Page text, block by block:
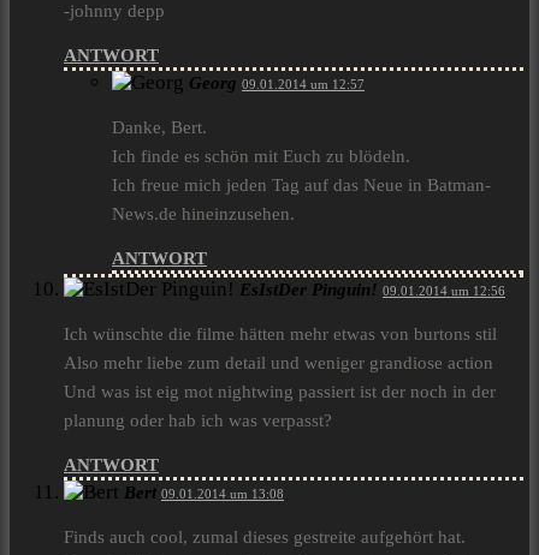
-johnny depp
ANTWORT
Georg 09.01.2014 um 12:57
Danke, Bert.
Ich finde es schön mit Euch zu blödeln.
Ich freue mich jeden Tag auf das Neue in Batman-
News.de hineinzusehen.
ANTWORT
EsIstDer Pinguin! 09.01.2014 um 12:56
Ich wünschte die filme hätten mehr etwas von burtons stil
Also mehr liebe zum detail und weniger grandiose action
Und was ist eig mot nightwing passiert ist der noch in der
planung oder hab ich was verpasst?
ANTWORT
Bert 09.01.2014 um 13:08
Finds auch cool, zumal dieses gestreite aufgehört hat.